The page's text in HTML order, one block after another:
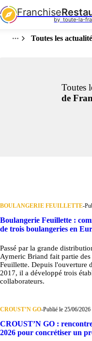
Franchise
by  toute-la-
Toutes les
Toutes
de
BOULANGERIE FEUILLETTE-
Boulangerie Feuillette :
de trois boulangeries en
Passé par la grande
Aymeric Briand fait partie
Feuillette. Depuis l'ouverture
2017, il a développé trois
collaborateurs.
CROUST’N GO-Publié le 25/06/2026
CROUST’N GO :
2026 pour concrétiser un